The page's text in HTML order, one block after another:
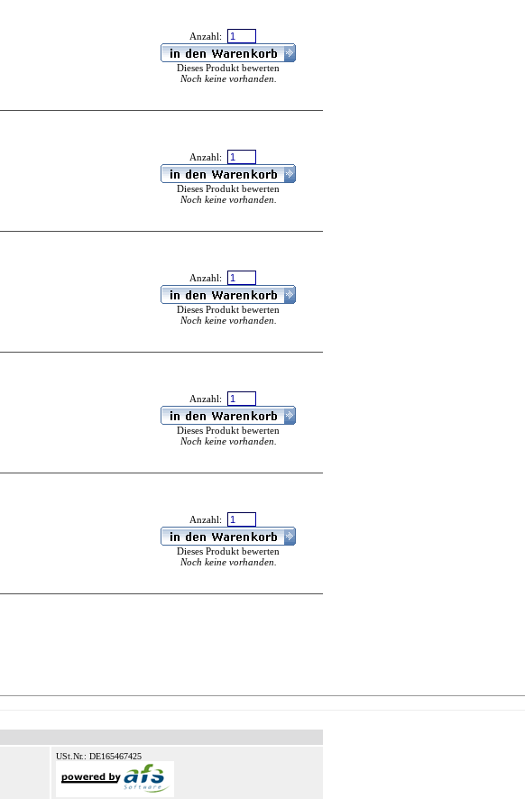
Anzahl:
Dieses Produkt bewerten
Noch keine vorhanden.
Anzahl:
Dieses Produkt bewerten
Noch keine vorhanden.
Anzahl:
Dieses Produkt bewerten
Noch keine vorhanden.
Anzahl:
Dieses Produkt bewerten
Noch keine vorhanden.
Anzahl:
Dieses Produkt bewerten
Noch keine vorhanden.
USt.Nr.: DE165467425